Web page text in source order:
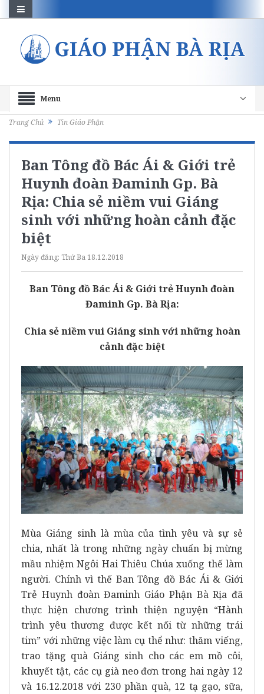
Menu
Trang Chủ Tin Giáo Phận
Ban Tông đồ Bác Ái & Giới trẻ
Huynh đoàn Đaminh Gp. Bà
Rịa: Chia sẻ niềm vui Giáng
sinh với những hoàn cảnh đặc
biệt
Ngày đăng: Thứ Ba 18.12.2018
Ban Tông đồ Bác Ái & Giới trẻ Huynh đoàn
Đaminh Gp. Bà Rịa:
Chia sẻ niềm vui Giáng sinh với những hoàn
cảnh đặc biệt
Mùa Giáng sinh là mùa của tình yêu và sự sẻ
chia, nhất là trong những ngày chuẩn bị mừng
mầu nhiệm Ngôi Hai Thiêu Chúa xuống thế làm
người. Chính vì thế Ban Tông đồ Bác Ái & Giới
Trẻ Huynh đoàn Đaminh Giáo Phận Bà Rịa đã
thực hiện chương trình thiện nguyện “Hành
trình yêu thương được kết nối từ những trái
tim” với những việc làm cụ thể như: thăm viếng,
trao tặng quà Giáng sinh cho các em mồ côi,
khuyết tật, các cụ già neo đơn trong hai ngày 12
và 16.12.2018 với 230 phần quà, 12 tạ gạo, sữa,